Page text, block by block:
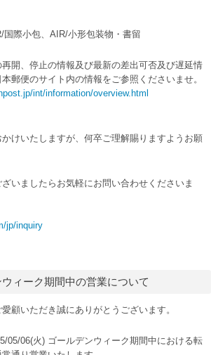
際小包、AIR/小形包装物・書留
開、停止の情報及び最新の差出可否及び遅延情
郵便のサイト内の情報をご参照くださいませ。
int/information/overview.html
けいたしますが、何卒ご理解賜りますようお願
いましたらお気軽にお問い合わせくださいま
jp/inquiry
ィーク期間中の営業について
顧いただき誠にありがとうございます。
05/06(火) ゴールデンウィーク期間中における転